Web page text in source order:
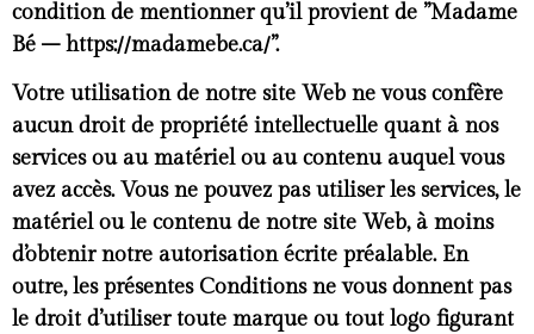
condition de mentionner qu’il provient de ”Madame
Bé – https://madamebe.ca/”.
Votre utilisation de notre site Web ne vous confère
aucun droit de propriété intellectuelle quant à nos
services ou au matériel ou au contenu auquel vous
avez accès. Vous ne pouvez pas utiliser les services, le
matériel ou le contenu de notre site Web, à moins
d’obtenir notre autorisation écrite préalable. En
outre, les présentes Conditions ne vous donnent pas
le droit d’utiliser toute marque ou tout logo figurant